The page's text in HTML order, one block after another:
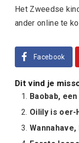
Het Zweedse
ander online te
Facebook
Dit vind je
Baobab,
Oilily is oer-